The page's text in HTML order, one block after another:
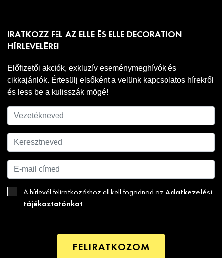
IRATKOZZ FEL AZ ELLE ÉS ELLE DECORATION
HÍRLEVELÉRE!
Előfizetői akciók, exkluzív eseménymeghívók és
cikkajánlók. Értesülj elsőként a velünk kapcsolatos hírekről
és less be a kulisszák mögé!
A hírlevél feliratkozáshoz ell kell fogadnod az Adatkezelési
tájékoztatónkat.
FELIRATKOZOM